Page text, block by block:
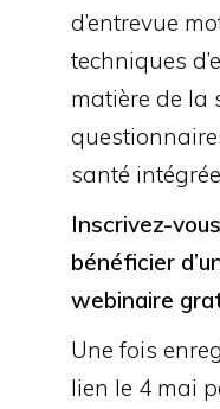
d’entrevue
techniques
matière de la
santé
Inscrivez-
bénéficier
webinaire
Une fois
lien le 4 mai